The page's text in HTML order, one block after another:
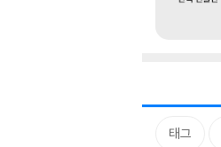
태그